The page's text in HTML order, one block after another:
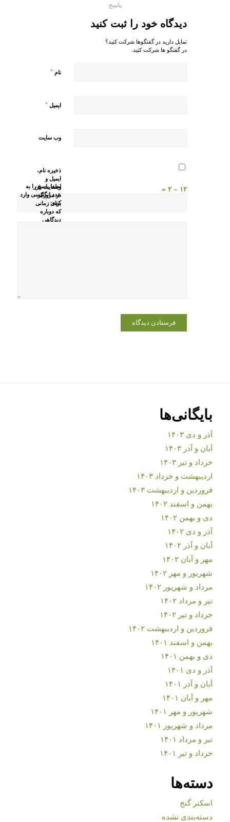
پاسخ
دیدگاه خود را ثبت کنید
تمایل دارید در گفتگوها شرکت کنید؟
در گفتگو ها شرکت کنید.
نام *
ایمیل *
وب‌ سایت
ذخیره نام،
ایمیل و
وبسایت من
در مرورگر
برای زمانی
که دوباره
دیدگاهی
لطفا پاسخ را به
عدد انگلیسی وارد
کنید:
۱۲ − ۲ =
بایگانی‌ها
آذر و دی ۱۴۰۳
آبان و آذر ۱۴۰۳
خرداد و تیر ۱۴۰۳
اردیبهشت و خرداد ۱۴۰۳
فروردین و اردیبهشت ۱۴۰۳
بهمن و اسفند ۱۴۰۲
دی و بهمن ۱۴۰۲
آذر و دی ۱۴۰۲
آبان و آذر ۱۴۰۲
مهر و آبان ۱۴۰۲
شهریور و مهر ۱۴۰۲
مرداد و شهریور ۱۴۰۲
تیر و مرداد ۱۴۰۲
خرداد و تیر ۱۴۰۲
فروردین و اردیبهشت ۱۴۰۲
بهمن و اسفند ۱۴۰۱
دی و بهمن ۱۴۰۱
آذر و دی ۱۴۰۱
آبان و آذر ۱۴۰۱
مهر و آبان ۱۴۰۱
شهریور و مهر ۱۴۰۱
مرداد و شهریور ۱۴۰۱
تیر و مرداد ۱۴۰۱
خرداد و تیر ۱۴۰۱
دسته‌ها
اسکنر گنج
دسته‌بندی نشده